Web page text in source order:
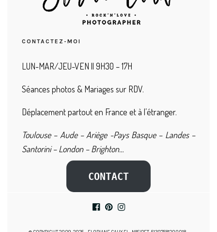
CONTACTEZ-MOI
LUN-MAR/JEU-VEN || 9H30 – 17H
Séances photos & Mariages sur RDV.
Déplacement partout en France et à l’étranger.
Toulouse – Aude – Ariège -Pays Basque – Landes –
Santorini – London – Brighton…
CONTACT